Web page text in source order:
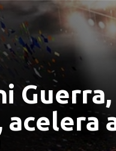
acelera